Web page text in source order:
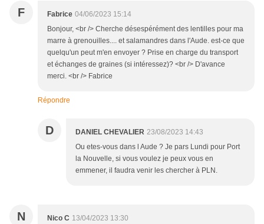
F Fabrice 04/06/2023 15:14
Bonjour, <br /> Cherche désespérément des lentilles pour ma
marre à grenouilles.... et salamandres dans l'Aude. est-ce que
quelqu'un peut m'en envoyer ? Prise en charge du transport
et échanges de graines (si intéressez)? <br /> D'avance
merci. <br /> Fabrice
Répondre
D DANIEL CHEVALIER 23/08/2023 14:43
Ou etes-vous dans l Aude ? Je pars Lundi pour Port
la Nouvelle, si vous voulez je peux vous en
emmener, il faudra venir les chercher à PLN.
N Nico C 13/04/2023 13:30